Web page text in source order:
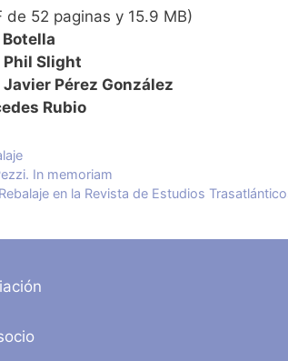
de 52 paginas y 15.9 MB)
Phil Slight
Javier Pérez González
Rubio
In memoriam
en la Revista de Estudios